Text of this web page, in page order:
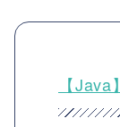
【